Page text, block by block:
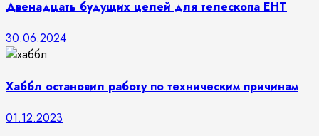
Двенадцать будущих целей для телескопа EHT
30.06.2024
Хаббл остановил работу по техническим причинам
01.12.2023